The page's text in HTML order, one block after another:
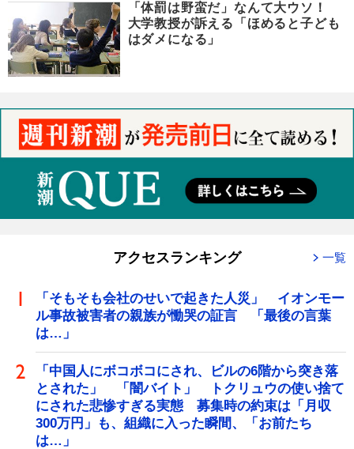
「体罰は野蛮だ」なんて大ウソ！
大学教授が訴える「ほめると子ども
はダメになる」
アクセスランキング 一覧
「そもそも会社のせいで起きた人災」 イオンモー
ル事故被害者の親族が慟哭の証言 「最後の言葉
は…」
「中国人にボコボコにされ、ビルの6階から突き落
とされた」 「闇バイト」 トクリュウの使い捨て
にされた悲惨すぎる実態 募集時の約束は「月収
300万円」も、組織に入った瞬間、「お前たち
は…」